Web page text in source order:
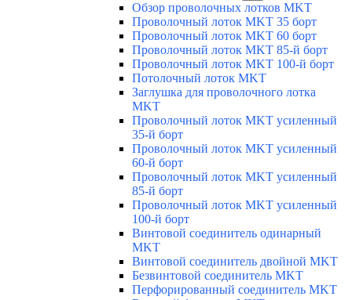
Обзор проволочных лотков MKT
Проволочный лоток MKT 35 борт
Проволочный лоток MKT 60 борт
Проволочный лоток MKT 85-й борт
Проволочный лоток MKT 100-й борт
Потолочный лоток MKT
Заглушка для проволочного лотка
MKT
Проволочный лоток MKT усиленный
35-й борт
Проволочный лоток MKT усиленный
60-й борт
Проволочный лоток MKT усиленный
85-й борт
Проволочный лоток MKT усиленный
100-й борт
Винтовой соединитель одинарный
MKT
Винтовой соединитель двойной MKT
Безвинтовой соединитель MKT
Перфорированный соединитель MKT